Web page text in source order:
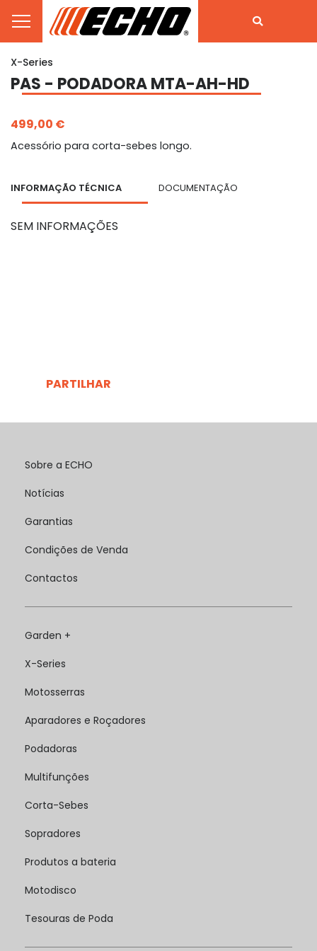
PARTILHAR
X-Series
PAS - PODADORA MTA-AH-HD
499,00 €
Acessório para corta-sebes longo.
INFORMAÇÃO TÉCNICA DOCUMENTAÇÃO
SEM INFORMAÇÕES
Sobre a ECHO
Notícias
Garantias
Condições de Venda
Contactos
Garden +
X-Series
Motosserras
Aparadores e Roçadores
Podadoras
Multifunções
Corta-Sebes
Sopradores
Produtos a bateria
Motodisco
Tesouras de Poda